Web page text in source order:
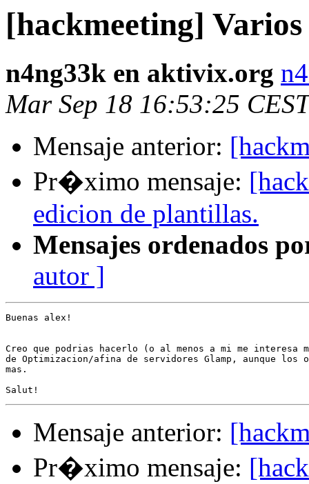
[hackmeeting]
n4ng33k en aktivix.org
Mar Sep 18 16:53:25
Mensaje anterior:
Pr�ximo mensaje:
edicion de plantillas.
Mensajes ordenados
autor ]
Buenas alex!
Creo que podrias hacerlo (o al menos a mi me interesa
de Optimizacion/afina de servidores Glamp, aunque los
mas.
Mensaje anterior:
Pr�ximo mensaje: